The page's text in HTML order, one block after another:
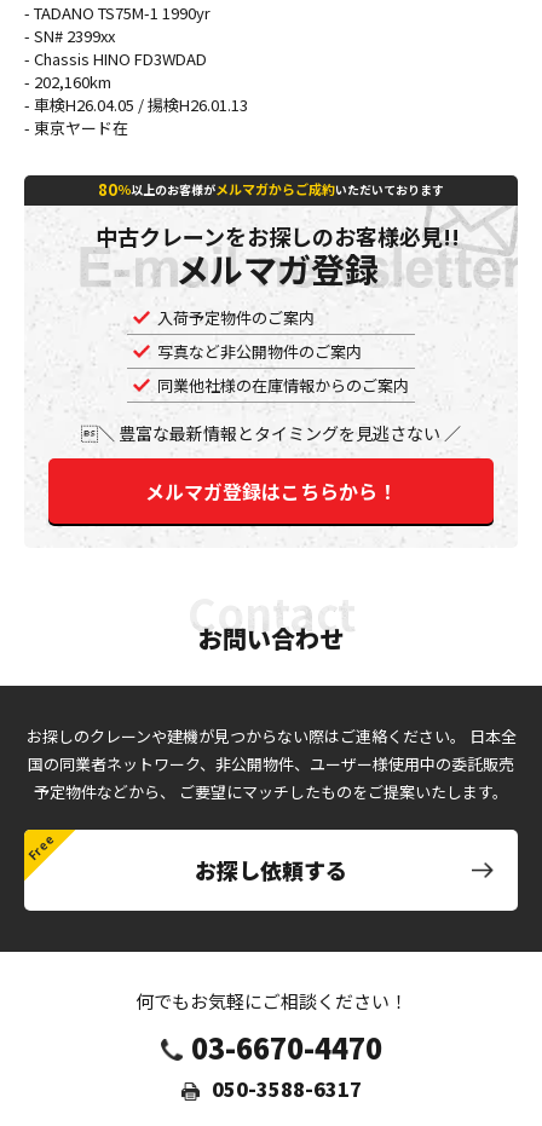
- TADANO TS75M-1 1990yr
- SN# 2399xx
- Chassis HINO FD3WDAD
- 202,160km
- 車検H26.04.05 / 揚検H26.01.13
- 東京ヤード在
80％以上のお客様がメルマガからご成約いただいております
中古クレーンをお探しのお客様必見!!
メルマガ登録
入荷予定物件のご案内
写真など非公開物件のご案内
同業他社様の在庫情報からのご案内
豊富な最新情報とタイミングを見逃さない
メルマガ登録はこちらから！
お問い合わせ
お探しのクレーンや建機が見つからない際はご連絡ください。
日本全
国の同業者ネットワーク、非公開物件、ユーザー様使用中の委託販売
予定物件などから、
ご要望にマッチしたものをご提案いたします。
お探し依頼する
何でもお気軽にご相談ください！
03-6670-4470
050-3588-6317